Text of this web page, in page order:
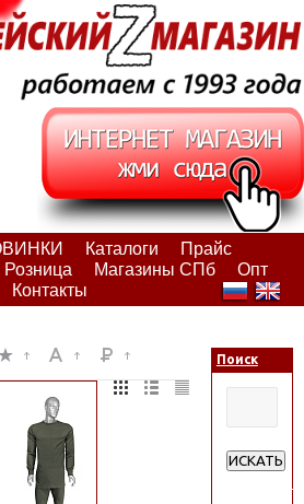
Каталоги
Прайс
Розница Магазины СПб
Опт
Контакты
Поиск
ИСКАТЬ